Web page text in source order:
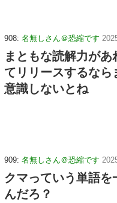
908: 名無しさん＠恐縮です
まともな読解力が
てリリースするなら
意識しないとね
909: 名無しさん＠恐縮です
クマっていう単語
んだろ？